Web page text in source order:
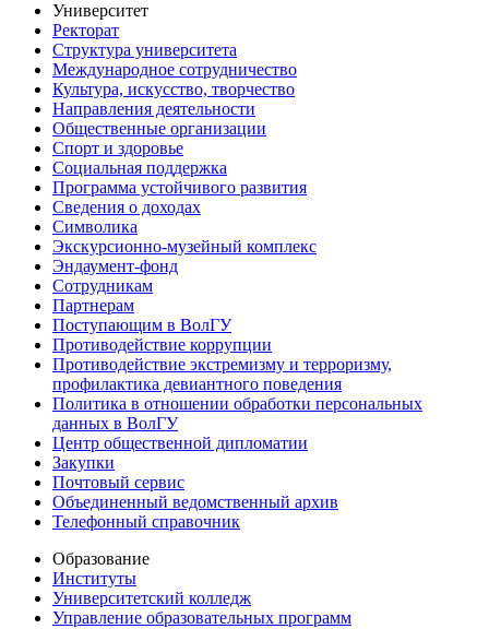
Университет
Ректорат
Структура университета
Международное сотрудничество
Культура, искусство, творчество
Направления деятельности
Общественные организации
Спорт и здоровье
Социальная поддержка
Программа устойчивого развития
Сведения о доходах
Символика
Экскурсионно-музейный комплекс
Эндаумент-фонд
Сотрудникам
Партнерам
Поступающим в ВолГУ
Противодействие коррупции
Противодействие экстремизму и терроризму,
профилактика девиантного поведения
Политика в отношении обработки персональных
данных в ВолГУ
Центр общественной дипломатии
Закупки
Почтовый сервис
Объединенный ведомственный архив
Телефонный справочник
Образование
Институты
Университетский колледж
Управление образовательных программ